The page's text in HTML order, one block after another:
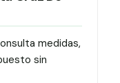
medidas,
sin